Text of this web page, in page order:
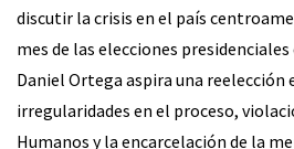
discutir la crisis en el país
mes de las elecciones
Daniel Ortega aspira una reelección
irregularidades en el proceso,
Humanos y la encarcelación de la